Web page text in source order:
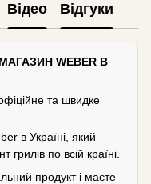
Відео Відгуки
WEBER В
та швидке
в Україні, який
грилів по всій країні.
продукт і маєте